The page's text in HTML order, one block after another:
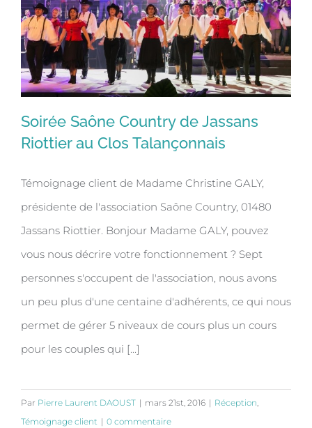
Soirée Saône Country de Jassans
Riottier au Clos Talançonnais
Soirée Saône Country de Jassans
Riottier au Clos Talançonnais
Témoignage client de Madame Christine GALY,
présidente de l'association Saône Country, 01480
Jassans Riottier. Bonjour Madame GALY, pouvez
vous nous décrire votre fonctionnement ? Sept
personnes s'occupent de l'association, nous avons
un peu plus d'une centaine d'adhérents, ce qui nous
permet de gérer 5 niveaux de cours plus un cours
pour les couples qui [...]
Par Pierre Laurent DAOUST | mars 21st, 2016 | Réception,
Témoignage client | 0 commentaire